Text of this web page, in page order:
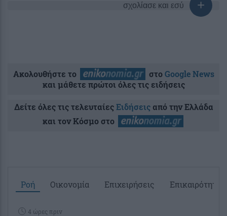
σχολίασε και εσύ
Ακολουθήστε το στοGoogle News
και μάθετε πρώτοι όλες τις ειδήσεις
Δείτε όλες τις τελευταίεςΕιδήσειςαπό την Ελλάδα
και τον Κόσμο στο
Ροή Οικονομία Επιχειρήσεις Επικαιρότητα
4 ώρες πριν